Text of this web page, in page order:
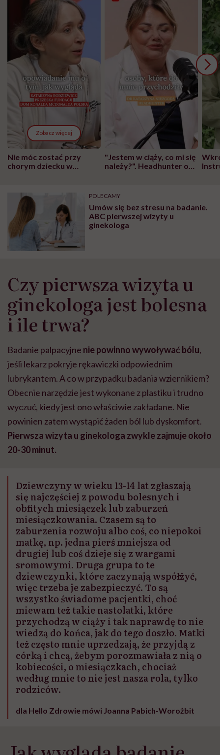
Zobacz więcej
Nie móc zostać przy
chorym dziecku w
może chyba tylko
głupota i brak
wyobraźni"
"Jestem w ciąży, co mi się
należy?". Headhunter o
pracy
POLECAMY
Umów się bez stresu na badanie.
ABC pierwszej wizyty u
ginekologa
Czy pierwsza wizyta u
ginekologa jest bolesna
i ile trwa?
Badanie palpacyjne nie powinno wywoływać bólu,
jeśli lekarz pokryje rękawiczki odpowiednim
lubrykantem. A co w przypadku badania wziernikiem?
Obecnie narzędzie jest wykonane z plastiku i trudno
wyczuć, kiedy jest ono właściwie zakładane. Nie
powinien zatem wystąpić żaden ból lub dyskomfort.
Pierwsza wizyta u ginekologa zwykle zajmuje około
20-30 minut.
Dziewczyny w wieku 13-14 lat zgłaszają
się najczęściej z powodu bolesnych i
obfitych miesiączek lub zaburzeń
miesiączkowania. Czasem są to
zaburzenia rozwoju albo coś, co niepokoi
matkę, np. jedna pierś mniejsza od
drugiej lub coś dzieje się z wargami
sromowymi. Druga grupa to te
dziewczynki, które zaczynają współżyć,
więc trzeba je zabezpieczyć. To są
wszystko świadome pacjentki, choć
miewam też takie nastolatki, które
przychodzą w ciąży i tak naprawdę to nie
wiedzą do końca, jak do tego doszło. Matki
też często mnie uprzedzają, że przyjdą z
córką i chcą, żebym porozmawiała z nią o
kobiecości, o miesiączkach, chociaż
według mnie to nie jest nasza rola, tylko
rodziców.
dla Hello Zdrowie mówi Joanna Pabich-Worożbit